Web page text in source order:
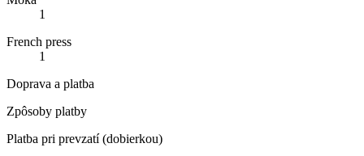
1
French press
1
Doprava a platba
Zpôsoby platby
Platba pri prevzatí (dobierkou)